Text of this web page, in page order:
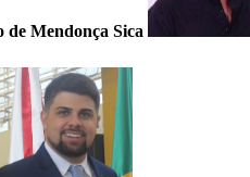
de Mendonça Sica